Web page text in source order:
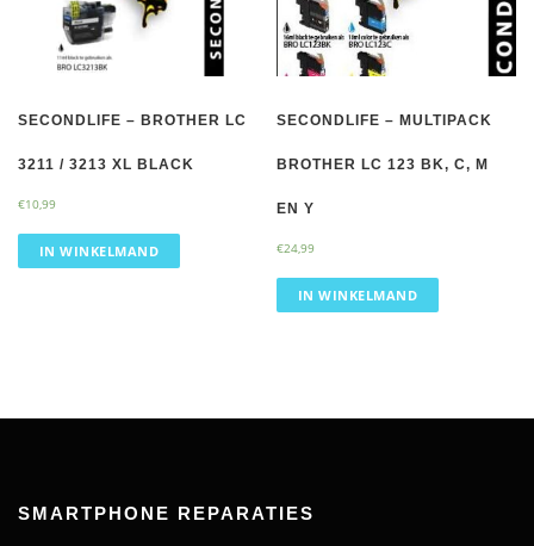
SECONDLIFE – BROTHER LC
3211 / 3213 XL BLACK
€10,99
IN WINKELMAND
SECONDLIFE – MULTIPACK
BROTHER LC 123 BK, C, M
EN Y
€24,99
IN WINKELMAND
SMARTPHONE REPARATIES